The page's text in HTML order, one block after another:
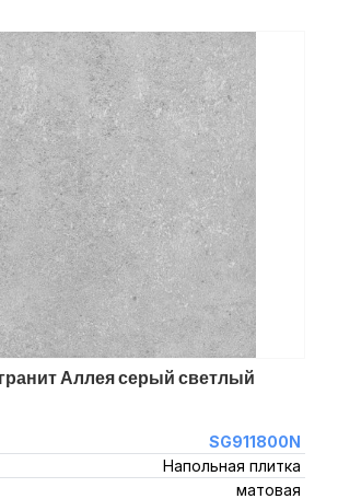
Аллея серый светлый
SG911800N
Напольная плитка
матовая